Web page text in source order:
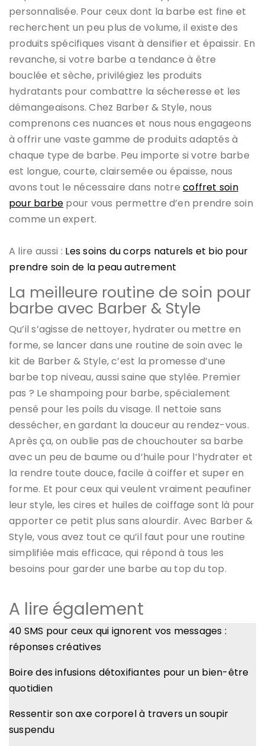
personnalisée. Pour ceux dont la barbe est fine et
recherchent un peu plus de volume, il existe des
produits spécifiques visant à densifier et épaissir. En
revanche, si votre barbe a tendance à être
bouclée et sèche, privilégiez les produits
hydratants pour combattre la sécheresse et les
démangeaisons. Chez Barber & Style, nous
comprenons ces nuances et nous nous engageons
à offrir une vaste gamme de produits adaptés à
chaque type de barbe. Peu importe si votre barbe
est longue, courte, clairsemée ou épaisse, nous
avons tout le nécessaire dans notrecoffret soin
pour barbe pour vous permettre d’en prendre soin
comme un expert.
A lire aussi : Les soins du corps naturels et bio pour
prendre soin de la peau autrement
La meilleure routine de soin pour
barbe avec Barber & Style
Qu’il s’agisse de nettoyer, hydrater ou mettre en
forme, se lancer dans une routine de soin avec le
kit de Barber & Style, c’est la promesse d’une
barbe top niveau, aussi saine que stylée. Premier
pas ? Le shampoing pour barbe, spécialement
pensé pour les poils du visage. Il nettoie sans
dessécher, en gardant la douceur au rendez-vous.
Après ça, on oublie pas de chouchouter sa barbe
avec un peu de baume ou d’huile pour l’hydrater et
la rendre toute douce, facile à coiffer et super en
forme. Et pour ceux qui veulent vraiment peaufiner
leur style, les cires et huiles de coiffage sont là pour
apporter ce petit plus sans alourdir. Avec Barber &
Style, vous avez tout ce qu’il faut pour une routine
simplifiée mais efficace, qui répond à tous les
besoins pour garder une barbe au top du top.
A lire également
40 SMS pour ceux qui ignorent vos messages :
réponses créatives
Boire des infusions détoxifiantes pour un bien-être
quotidien
Ressentir son axe corporel à travers un soupir
suspendu